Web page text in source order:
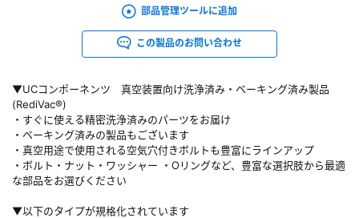
▼UCコンポーネンツ 真空装置向け洗浄済み・ベーキング済み製品
(RediVac®)
・すぐに使える精密洗浄済みのパーツをお届け
・ベーキング済みの製品もございます
・真空用途で使用される空気穴付きボルトも豊富にラインアップ
・ボルト・ナット・ワッシャー ・Oリングなど、豊富な選択肢から最適
な部品をお選びください
▼以下のタイプが規格化されています
部品管理ツールに追加
この製品のお問い合わせ
※パスワードをお忘れの方は、パスワード再発行ページへ
※メールアドレスを忘れた方は、お問い合わせページよりお問い合わせくださ